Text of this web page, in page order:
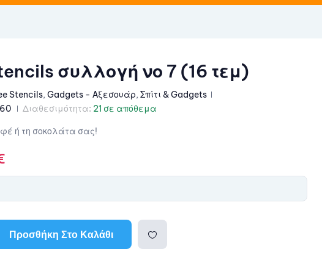
συλλογή νο 7 (16 τεμ)
Stencils, Gadgets - Αξεσουάρ, Σπίτι & Gadgets
Διαθεσιμότητα: 21 σε απόθεμα
ή τη σοκολάτα σας!
Προσθήκη Στο Καλάθι